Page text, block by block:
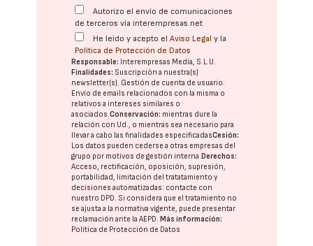
Autorizo el envío de comunicaciones
de terceros vía interempresas.net
He leído y acepto elAviso Legal y la
Política de Protección de Datos
Responsable: Interempresas Media, S.L.U.
Finalidades: Suscripción a nuestra(s)
newsletter(s). Gestión de cuenta de usuario.
Envío de emails relacionados con la misma o
relativos a intereses similares o
asociados.Conservación: mientras dure la
relación con Ud., o mientras sea necesario para
llevar a cabo las finalidades especificadasCesión:
Los datos pueden cederse a otras empresas del
grupo por motivos de gestión interna.Derechos:
Acceso, rectificación, oposición, supresión,
portabilidad, limitación del tratatamiento y
decisiones automatizadas: contacte con
nuestro DPD . Si considera que el tratamiento no
se ajusta a la normativa vigente, puede presentar
reclamación ante laAEPD .Más información:
Política de Protección de Datos